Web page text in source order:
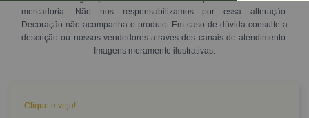
mercadoria. Não nos responsabilizamos por essa alteração.
Decoração não acompanha o produto. Em caso de dúvida consulte a
descrição ou nossos vendedores através dos canais de atendimento.
Imagens meramente ilustrativas.
Clique e veja!